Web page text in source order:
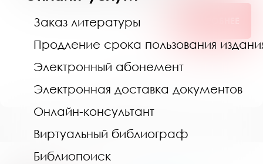
Заказ литературы
Продление срока пользования
Электронный абонемент
Электронная доставка документов
Онлайн-консультант
Виртуальный библиограф
Библиопоиск